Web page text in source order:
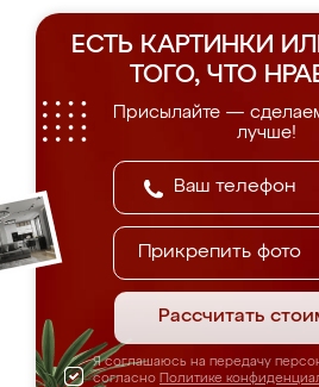
ЕСТЬ КАРТИНКИ
ТОГО, ЧТО
Присылайте —
лучше!
Прикрепить фото
Рассчитать
Я соглашаюсь на передачу
согласно Политике